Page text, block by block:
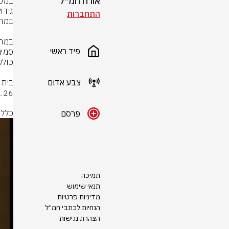
התחברות
פיד ראשי
צבע אדום
פרסם
תמיכה
תנאי שימוש
מדיניות פרטיות
הנחיות לכתבי חמ״ל
הצהרת נגישות